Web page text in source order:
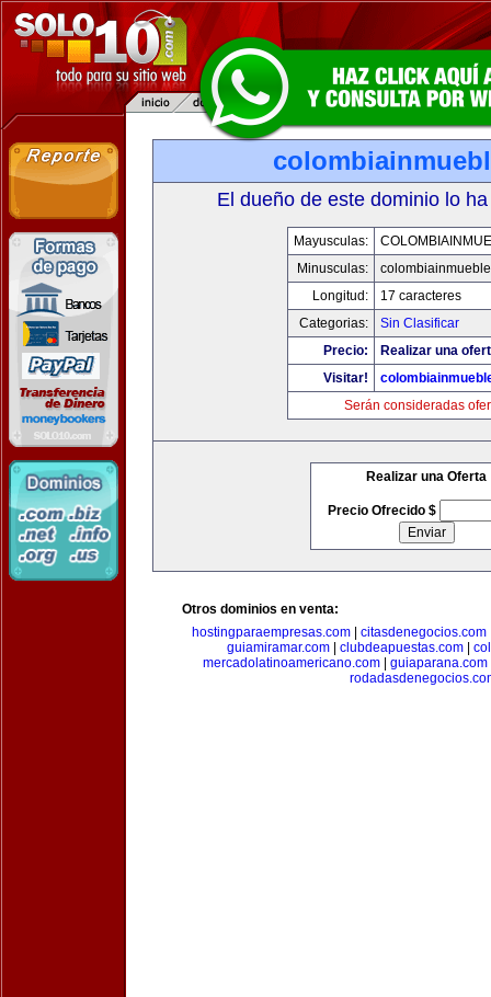
El dueño de este dominio lo
Mayusculas:
Minusculas:
Longitud:
17 caracteres
Categorias:
Sin Clasificar
Precio:
Realizar una
Visitar!
Serán consideradas
Realizar una Oferta
Precio Ofrecido $
Otros dominios en venta:
hostingparaempresas.com| citasdenegocios.com
guiamiramar.com
clubdeapuestas.com
mercadolatinoamericano.com| guiaparana.com